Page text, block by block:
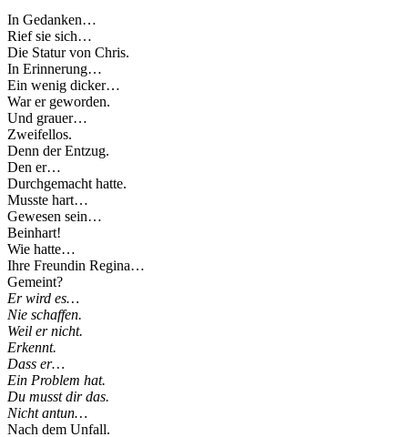
In Gedanken…
Rief sie sich…
Die Statur von Chris.
In Erinnerung…
Ein wenig dicker…
War er geworden.
Und grauer…
Zweifellos.
Denn der Entzug.
Den er…
Durchgemacht hatte.
Musste hart…
Gewesen sein…
Beinhart!
Wie hatte…
Ihre Freundin Regina…
Gemeint?
Er wird es…
Nie schaffen.
Weil er nicht.
Erkennt.
Dass er…
Ein Problem hat.
Du musst dir das.
Nicht antun…
Nach dem Unfall.